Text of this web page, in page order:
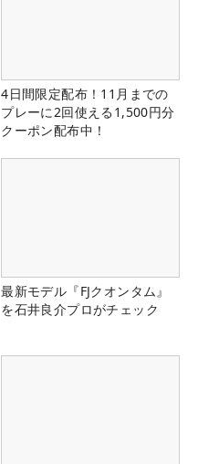
4日間限定配布！11月までの
プレーに2回使える1,500円分
クーポン配布中！
最新モデル『FJクオンタム』
を石井良介プロがチェック